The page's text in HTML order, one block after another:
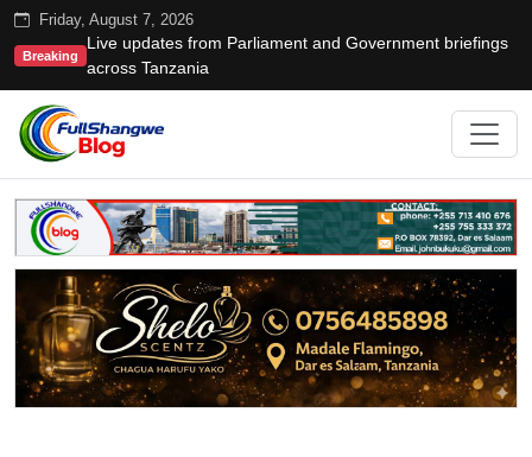
Friday, August 7, 2026
Breaking
Live updates from Parliament and Government briefings
across Tanzania